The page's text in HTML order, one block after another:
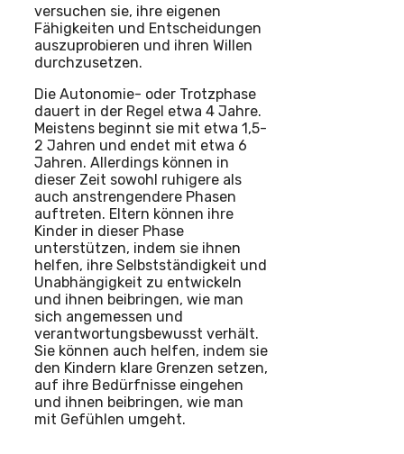
versuchen sie, ihre eigenen
Fähigkeiten und Entscheidungen
auszuprobieren und ihren Willen
durchzusetzen.
Die Autonomie- oder Trotzphase
dauert in der Regel etwa 4 Jahre.
Meistens beginnt sie mit etwa 1,5-
2 Jahren und endet mit etwa 6
Jahren. Allerdings können in
dieser Zeit sowohl ruhigere als
auch anstrengendere Phasen
auftreten. Eltern können ihre
Kinder in dieser Phase
unterstützen, indem sie ihnen
helfen, ihre Selbstständigkeit und
Unabhängigkeit zu entwickeln
und ihnen beibringen, wie man
sich angemessen und
verantwortungsbewusst verhält.
Sie können auch helfen, indem sie
den Kindern klare Grenzen setzen,
auf ihre Bedürfnisse eingehen
und ihnen beibringen, wie man
mit Gefühlen umgeht.